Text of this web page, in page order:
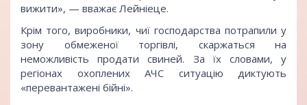
вижити», — вважає Лейніеце.
Крім того, виробники, чиї господарства потрапили у
зону обмеженої торгівлі, скаржаться на
неможливість продати свиней. За їх словами, у
регіонах охоплених АЧС ситуацію диктують
«перевантажені бійні».